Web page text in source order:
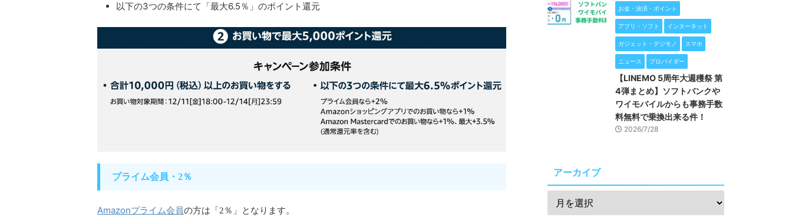
以下の3つの条件にて「最大6.5％」のポイント還元
プライム会員・2％
Amazonプライム会員の方は「2％」となります。
お金・決済・ポイント
アプリ・ソフト インターネット
ガジェット・デジモノ スマホ
ニュース プロバイダー
【LINEMO 5周年大週穫祭 第
4弾まとめ】ソフトバンクや
ワイモバイルからも事務手数
料無料で乗換出来る件！
2026/7/28
アーカイブ